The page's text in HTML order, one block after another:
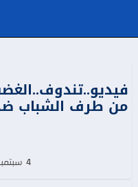
من طرف الشباب ضد
4 سبتمبر، 2014